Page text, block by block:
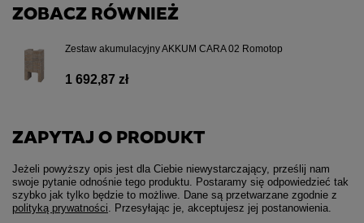
ZOBACZ RÓWNIEŻ
Zestaw akumulacyjny AKKUM CARA 02 Romotop
1 692,87 zł
ZAPYTAJ O PRODUKT
Jeżeli powyższy opis jest dla Ciebie niewystarczający, prześlij nam
swoje pytanie odnośnie tego produktu. Postaramy się odpowiedzieć tak
szybko jak tylko będzie to możliwe. Dane są przetwarzane zgodnie z
polityką prywatności . Przesyłając je, akceptujesz jej postanowienia.